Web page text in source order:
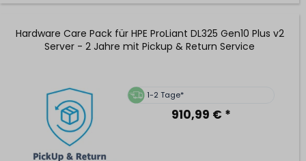
Hardware Care Pack für HPE ProLiant DL325 Gen10 Plus v2
Server - 2 Jahre mit Pickup & Return Service
1-2 Tage*
910,99 € *